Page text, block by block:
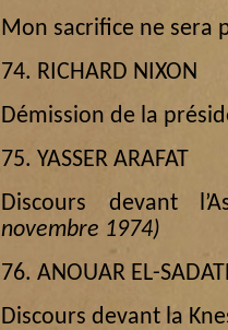
Mon sacrifice ne sera
74. RICHARD NIXON
Démission de la
75. YASSER ARAFAT
Discours devant
novembre 1974)
76. ANOUAR EL-
Discours devant la